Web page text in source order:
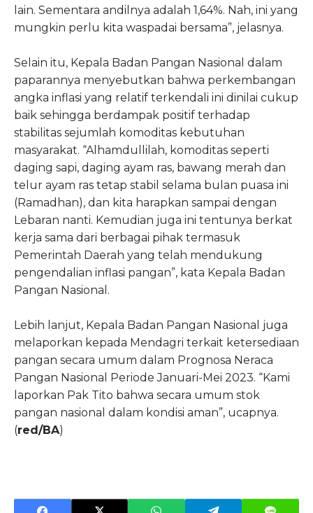
lain. Sementara andilnya adalah 1,64%. Nah, ini yang
mungkin perlu kita waspadai bersama”, jelasnya.
Selain itu, Kepala Badan Pangan Nasional dalam
paparannya menyebutkan bahwa perkembangan
angka inflasi yang relatif terkendali ini dinilai cukup
baik sehingga berdampak positif terhadap
stabilitas sejumlah komoditas kebutuhan
masyarakat. “Alhamdullilah, komoditas seperti
daging sapi, daging ayam ras, bawang merah dan
telur ayam ras tetap stabil selama bulan puasa ini
(Ramadhan), dan kita harapkan sampai dengan
Lebaran nanti. Kemudian juga ini tentunya berkat
kerja sama dari berbagai pihak termasuk
Pemerintah Daerah yang telah mendukung
pengendalian inflasi pangan”, kata Kepala Badan
Pangan Nasional.
Lebih lanjut, Kepala Badan Pangan Nasional juga
melaporkan kepada Mendagri terkait ketersediaan
pangan secara umum dalam Prognosa Neraca
Pangan Nasional Periode Januari-Mei 2023. “Kami
laporkan Pak Tito bahwa secara umum stok
pangan nasional dalam kondisi aman”, ucapnya.
(red/BA)